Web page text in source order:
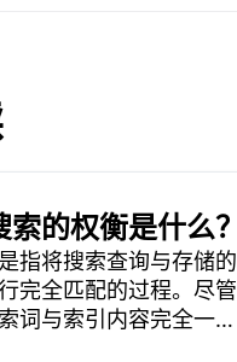
的权衡是什么？
指将搜索查询与存储的
完全匹配的过程。尽管
词与索引内容完全一致